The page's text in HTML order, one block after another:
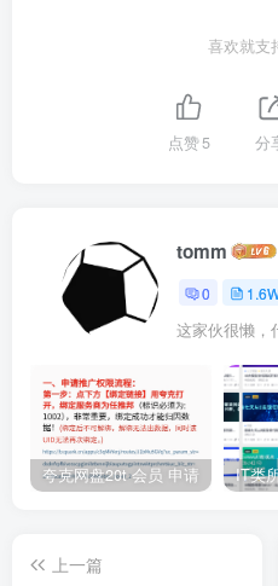
喜欢就支
点赞5 分
tomm
0
这家伙很懒，
夸克网盘20t 会员 申请
上一篇